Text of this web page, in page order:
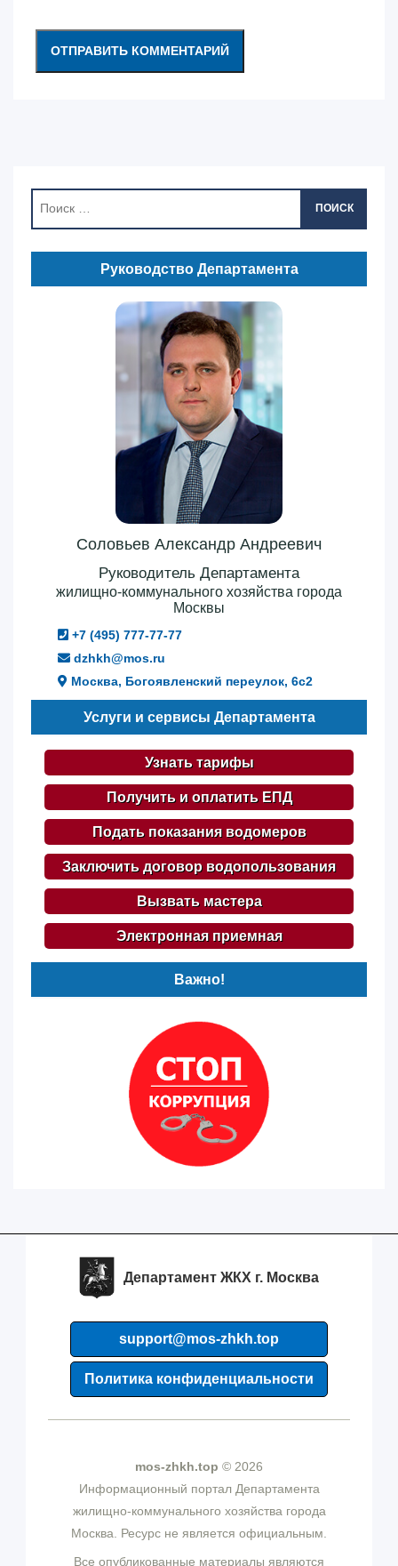
ПОИСК
Руководство Департамента
Соловьев Александр Андреевич
Руководитель Департамента
жилищно-коммунального хозяйства города
Москвы
+7 (495) 777-77-77
dzhkh@mos.ru
Москва, Богоявленский переулок, 6с2
Услуги и сервисы Департамента
Узнать тарифы
Получить и оплатить ЕПД
Подать показания водомеров
Заключить договор водопользования
Вызвать мастера
Электронная приемная
Важно!
Департамент ЖКХ г. Москва
support@mos-zhkh.top
Политика конфиденциальности
mos-zhkh.top © 2026
Информационный портал Департамента
жилищно-коммунального хозяйства города
Москва. Ресурс не является официальным.
Все опубликованные материалы являются